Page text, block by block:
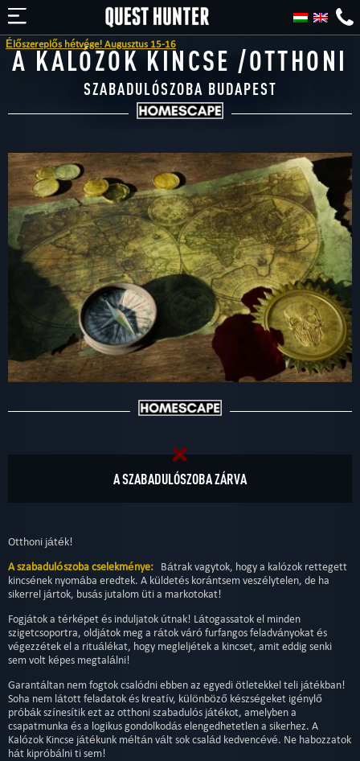
hétvége! Augusztus 15-16
A KALÓZOK KINCSE /OTTHONI
SZABADULÓSZOBA BUDAPEST
A SZABADULÓSZOBA ZÁRVA
Otthoni játék!
A szabadulószoba cselekménye: Bátrak vagytok, hogy a kalózok rettegett
kincsének nyomába eredtek. A küldetés korántsem veszélytelen, de ha
sikerrel jártok, busás jutalom üti a markotokat!
Fogjátok a térképet és induljatok útnak! Látogassatok el minden
szigetcsoportra, oldjátok meg a rátok váró furfangos feladványokat és
végezzétek el a rituálékat, hogy megleljétek a kincset, amit eddig senki
sem volt képes megtalálni!
Garantáltan nem fogtok csalódni ebben az egyedi ötletekkel teli játékban!
Soha nem látott feladatok és kreatív, különböző készségeket igénylő
próbák színesítik ezt az otthoni szabadulós játékot, amelyben a
csapatmunka és a logikus gondolkodás elengedhetetlen a sikerhez. A
Kalózok Kincse játékunk méltán vált sok család kedvencévé. Ne habozzatok
hát kipróbálni ti sem!